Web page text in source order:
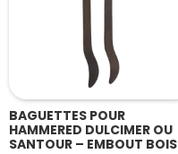
BAGUETTES POUR
HAMMERED DULCIMER OU
SANTOUR – EMBOUT BOIS